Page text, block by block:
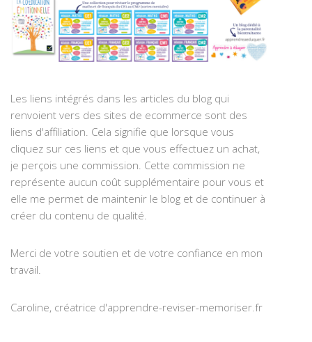
Les liens intégrés dans les articles du blog qui
renvoient vers des sites de ecommerce sont des
liens d'affiliation. Cela signifie que lorsque vous
cliquez sur ces liens et que vous effectuez un achat,
je perçois une commission. Cette commission ne
représente aucun coût supplémentaire pour vous et
elle me permet de maintenir le blog et de continuer à
créer du contenu de qualité.
Merci de votre soutien et de votre confiance en mon
travail.
Caroline, créatrice d'apprendre-reviser-memoriser.fr